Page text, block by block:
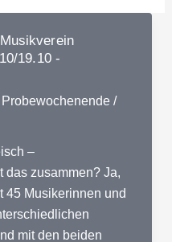
19.10 -
Probewochenende/
–
zusammen? Ja,
45 Musikerinnen und
mit den beiden